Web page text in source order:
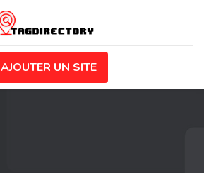
AJOUTER UN SITE